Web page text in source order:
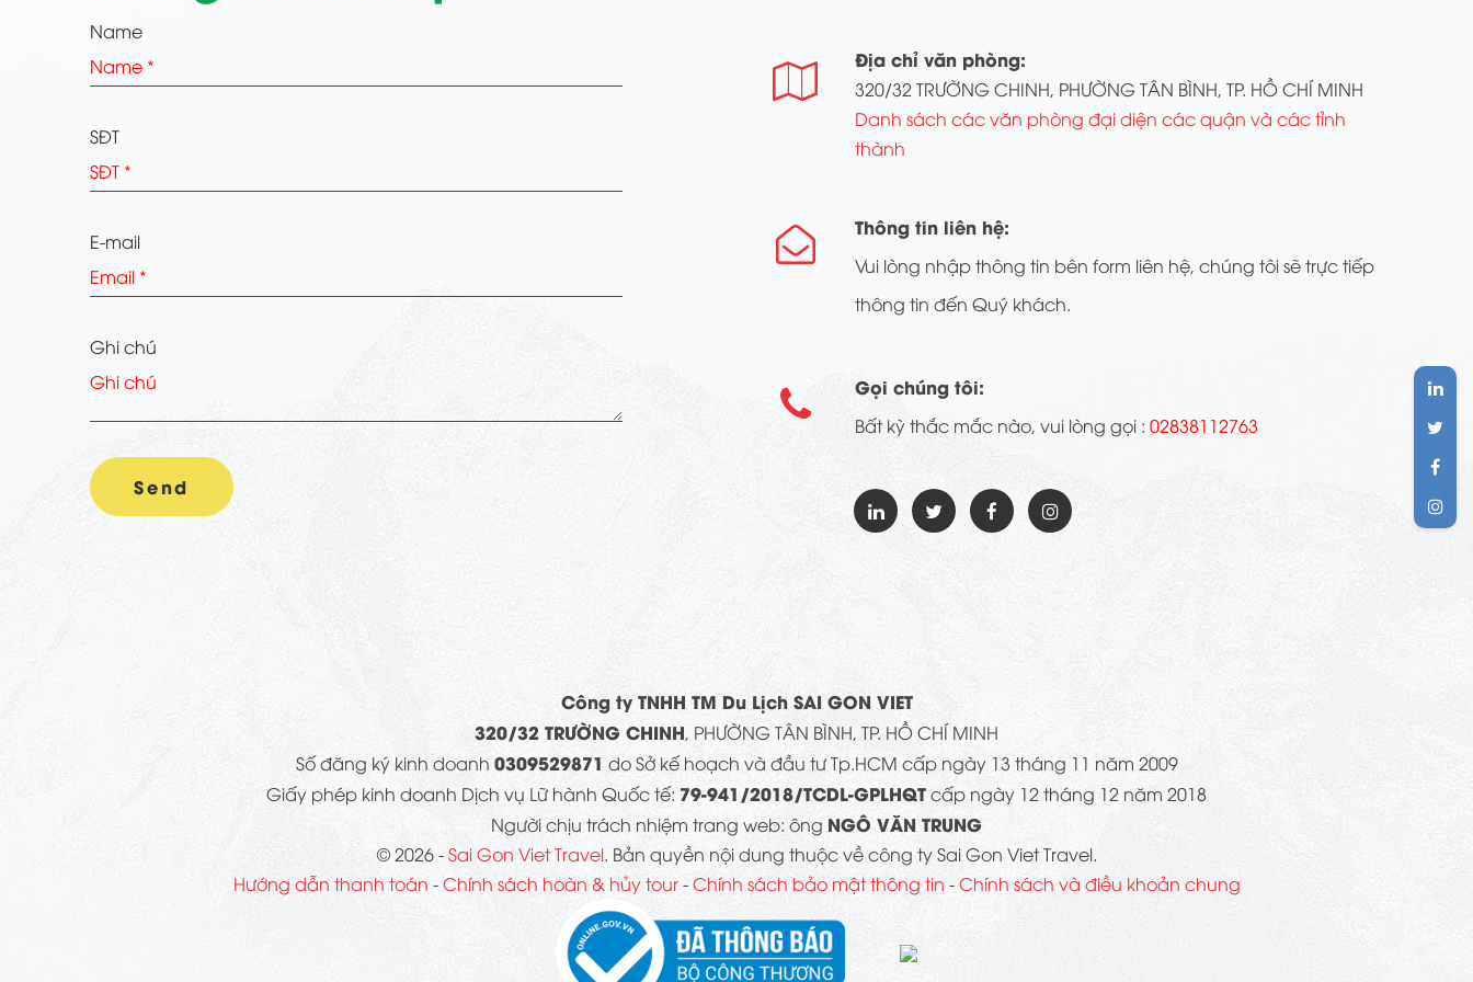
Name
SĐT
E-mail
Ghi chú

Địa chỉ văn phòng:
320/32 TRƯỜNG CHINH, PHƯỜNG TÂN BÌNH, TP. HỒ CHÍ MINH
Danh sách các văn phòng đại diện các quận và các tỉnh
thành
 Thông tin liên hệ:
Vui lòng nhập thông tin bên form liên hệ, chúng tôi sẽ trực tiếp
thông tin đến Quý khách.
 Gọi chúng tôi:
Bất kỳ thắc mắc nào, vui lòng gọi :02838112763
Công ty TNHH TM Du Lịch SAI GON VIET
320/32 TRƯỜNG CHINH, PHƯỜNG TÂN BÌNH, TP. HỒ CHÍ MINH
Số đăng ký kinh doanh 0309529871 do Sở kế hoạch và đầu tư Tp.HCM cấp ngày 13 tháng 11 năm 2009
Giấy phép kinh doanh Dịch vụ Lữ hành Quốc tế: 79-941/2018/TCDL-GPLHQTcấp ngày 12 tháng 12 năm 2018
Người chịu trách nhiệm trang web: ông NGÔ VĂN TRUNG
© 2026 -Sai Gon Viet Travel. Bản quyền nội dung thuộc về công ty Sai Gon Viet Travel.
Hướng dẫn thanh toán -Chính sách hoàn & hủy tour-Chính sách bảo mật thông tin -Chính sách và điều khoản chung